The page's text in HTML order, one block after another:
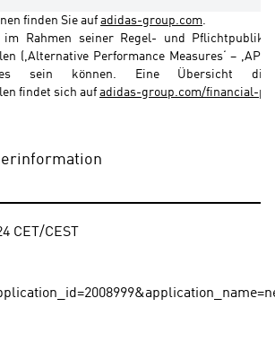
finden Sie auf adidas-group.com.
im Rahmen seiner Regel- und
(,Alternative Performance Measures‘ –
sein können. Eine Übersicht
findet sich auf adidas-group.com/financial-
CET/CEST